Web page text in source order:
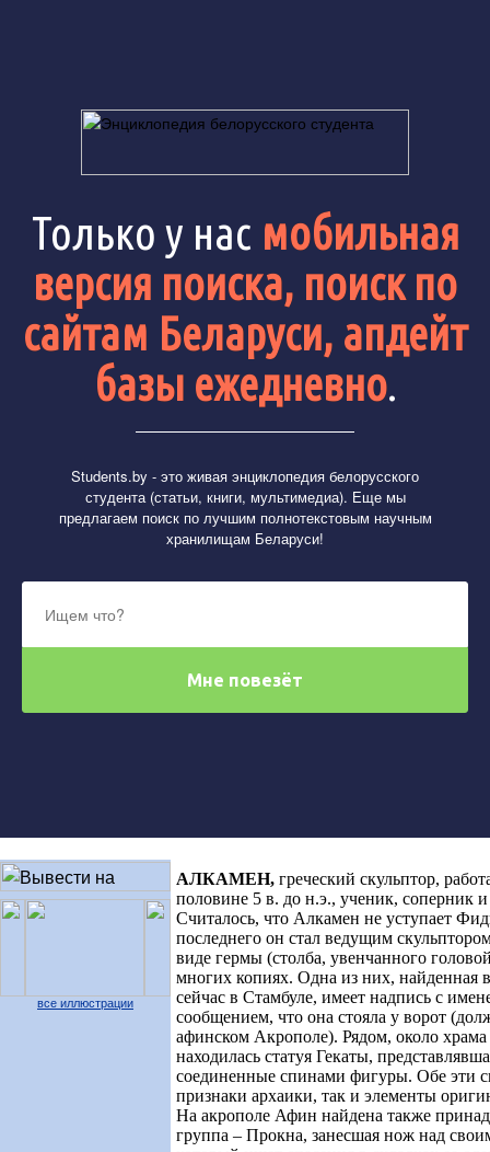
Только у нас мобильная
версия поиска, поиск по
сайтам Беларуси, апдейт
базы ежедневно.
Students.by - это живая энциклопедия белорусского
студента (статьи, книги, мультимедиа). Еще мы
предлагаем поиск по лучшим полнотекстовым научным
хранилищам Беларуси!
все иллюстрации
АЛКАМЕН, греческий скульптор,
половине 5 в. до н.э., ученик, соперник
Считалось, что Алкамен не уступает
последнего он стал ведущим
виде гермы (столба, увенчанного
многих копиях. Одна из них, найденная
сейчас в Стамбуле, имеет надпись с
сообщением, что она стояла у ворот
афинском Акрополе). Рядом, около
находилась статуя Гекаты,
соединенные спинами фигуры. Обе эти
признаки архаики, так и элементы
На акрополе Афин найдена также
группа – Прокна, занесшая нож над